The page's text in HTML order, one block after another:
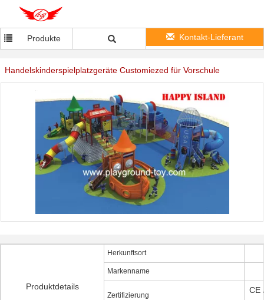
Produkte Kontakt-Lieferant
Handelskinderspielplatzgeräte Customiezed für Vorschule
Produktdetails
Herkunftsort
Markenname
Zertifizierung
CE